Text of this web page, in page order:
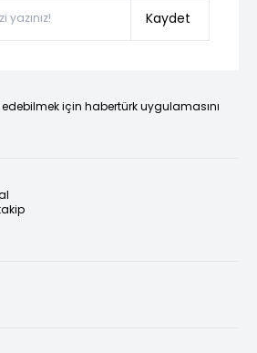
Kaydet
için habertürk uygulamasını